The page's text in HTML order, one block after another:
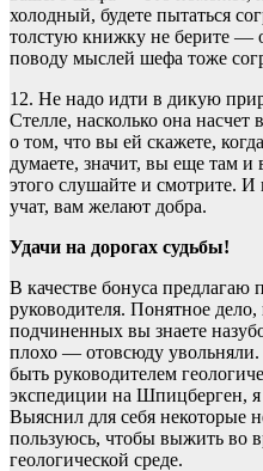
холодный, будете пытаться
толстую книжку не берите ―
поводу мыслей шефа тоже
12. Не надо идти в дикую
Стелле, насколько она насчет
о том, что вы ей скажете,
думаете, значит, вы еще там
этого слушайте и смотрите. И
учат, вам желают добра.
Удачи на дорогах судьбы!
В качестве бонуса
руководителя. Понятное
подчиненных вы знаете
плохо ― отовсюду увольняли.
быть руководителем
экспедиции на Шпицберген,
Выяснил для себя некоторые
пользуюсь, чтобы выжить во
геологической среде.